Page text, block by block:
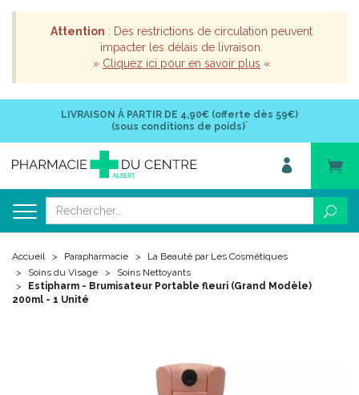
Attention : Des restrictions de circulation peuvent
impacter les délais de livraison.
» Cliquez ici pour en savoir plus «
LIVRAISON À PARTIR DE 4,90€ (offerte dès 59€)
(sous conditions de poids)*
Accueil Parapharmacie
La Beauté par Les Cosmétiques
Soins du Visage
Soins Nettoyants
Estipharm - Brumisateur Portable fleuri (Grand Modèle)
200ml - 1 Unité